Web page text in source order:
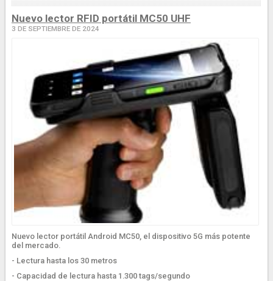
Nuevo lector RFID portátil MC50 UHF
3 DE SEPTIEMBRE DE 2024
Nuevo lector portátil Android MC50, el dispositivo 5G más potente
del mercado.
- Lectura hasta los 30 metros
- Capacidad de lectura hasta 1.300 tags/segundo